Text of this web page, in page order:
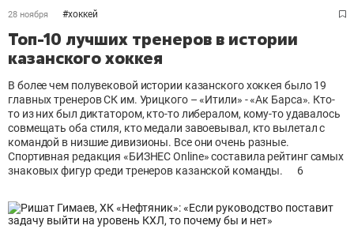
28 ноября #хоккей
Топ-10 лучших тренеров в истории
казанского хоккея
В более чем полувековой истории казанского хоккея было 19
главных тренеров СК им. Урицкого – «Итили» - «Ак Барса». Кто-
то из них был диктатором, кто-то либералом, кому-то удавалось
совмещать оба стиля, кто медали завоевывал, кто вылетал с
командой в низшие дивизионы. Все они очень разные.
Спортивная редакция «БИЗНЕС Online» составила рейтинг самых
знаковых фигур среди тренеров казанской команды.
6